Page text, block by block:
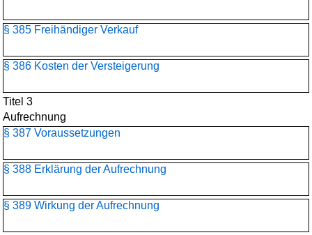
§ 385 Freihändiger Verkauf
§ 386 Kosten der Versteigerung
Titel 3
Aufrechnung
§ 387 Voraussetzungen
§ 388 Erklärung der Aufrechnung
§ 389 Wirkung der Aufrechnung